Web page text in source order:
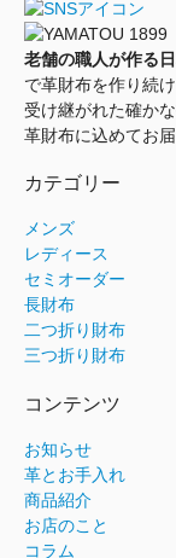
老舗の職人が作る
で革財布を作り続け
受け継がれた確か
革財布に込めてお
カテゴリー
メンズ
レディース
セミオーダー
長財布
二つ折り財布
三つ折り財布
コンテンツ
お知らせ
革とお手入れ
商品紹介
お店のこと
コラム